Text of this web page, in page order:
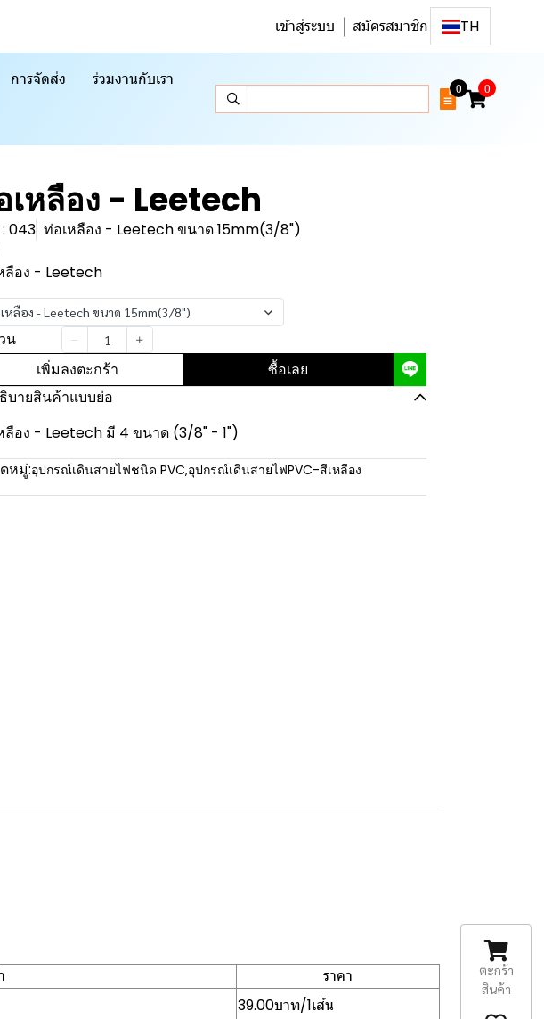
เข้าสู่ระบบ สมัครสมาชิก TH
การจัดส่ง ร่วมงานกับเรา
0 0
เหลือง - Leetech
: 043 ท่อเหลือง - Leetech ขนาด 15mm(3/8")
ลือง - Leetech
หลือง - Leetech ขนาด 15mm(3/8")
น
เพิ่มลงตะกร้า ซื้อเลย
บายสินค้าแบบย่อ
ลือง - Leetech มี 4 ขนาด (3/8" - 1")
หมู่:อุปกรณ์เดินสายไฟชนิด PVC,อุปกรณ์เดินสายไฟPVC-สีเหลือง
ราคา
39.00บาท/1เส้น
ตะกร้า
สินค้า